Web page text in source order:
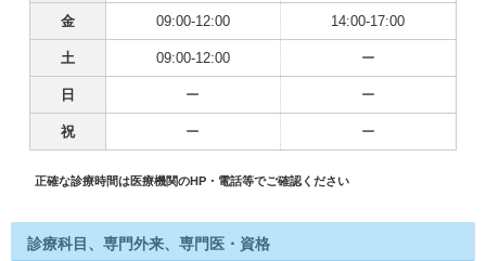
金 09:00-12:00 14:00-17:00
土 09:00-12:00 ー
日 ー ー
祝 ー ー
正確な診療時間は医療機関のHP・電話等でご確認ください
診療科目、専門外来、専門医・資格